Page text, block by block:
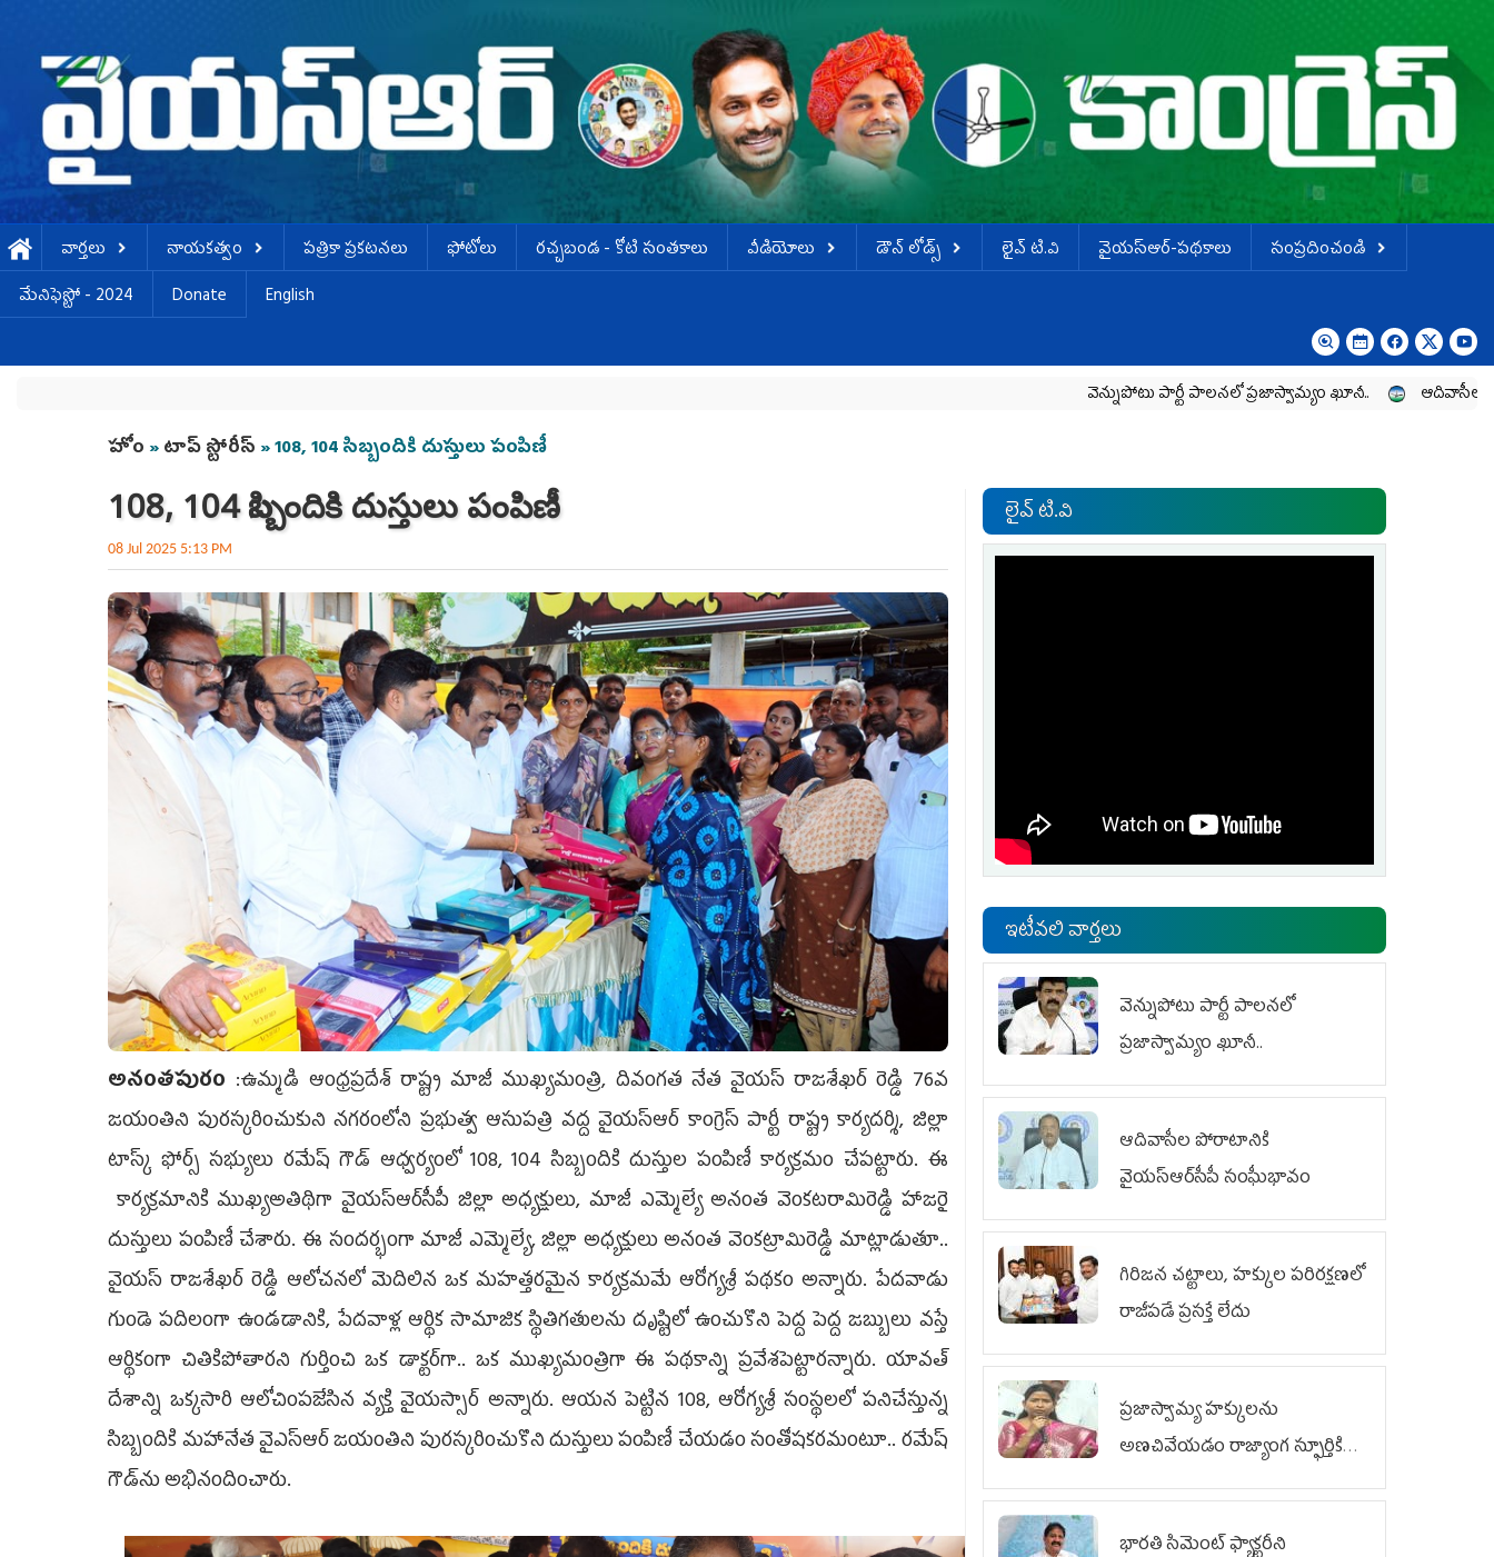
వార్తలు నాయకత్వం పత్రికా ప్రకటనలు ఫోటోలు ర‌చ్చ‌బండ‌ - కోటి సంత‌కాలు వీడియోలు డౌన్ లోడ్స్ లైవ్ టి.వి వైయస్ఆర్-పథకాలు
సంప్రదించండి
మేనిఫెస్టో - 2024
Donate English
వెన్నుపోటు పార్టీ పాలనలో ప్రజాస్వామ్యం ఖూనీ.. ఆదివాసీల పోరాటానికి
You are here
హోం »టాప్ స్టోరీస్ » 108, 104 సిబ్బందికి దుస్తులు పంపిణీ
108, 104 సిబ్బందికి దుస్తులు పంపిణీ
08 Jul 2025 5:13 PM
అనంతపురం :ఉమ్మడి ఆంధ్రప్రదేశ్‌ రాష్ట్ర మాజీ ముఖ్యమంత్రి, దివంగత నేత వైయస్‌ రాజశేఖర్‌ రెడ్డి 76వ
జయంతిని పురస్కరించుకుని నగరంలోని ప్రభుత్వ ఆసుపత్రి వద్ద వైయస్ఆర్‌ కాంగ్రెస్‌ పార్టీ రాష్ట్ర కార్యదర్శి, జిల్లా
టాస్క్‌ ఫోర్స్‌ సభ్యులు రమేష్‌ గౌడ్‌ ఆధ్వర్యంలో 108, 104 సిబ్బందికి దుస్తుల పంపిణీ కార్యక్రమం చేపట్టారు. ఈ
కార్యక్రమానికి ముఖ్యఅతిథిగా వైయ‌స్ఆర్‌సీపీ జిల్లా అధ్యక్షులు, మాజీ ఎమ్మెల్యే అనంత వెంకటరామిరెడ్డి హాజరై
దుస్తులు పంపిణీ చేశారు. ఈ సందర్భంగా మాజీ ఎమ్మెల్యే, జిల్లా అధ్యక్షులు అనంత వెంకట్రామిరెడ్డి మాట్లాడుతూ..
వైయస్‌ రాజశేఖర్‌ రెడ్డి ఆలోచనలో మెదిలిన ఒక మహత్తరమైన కార్యక్రమమే ఆరోగ్యశ్రీ పథకం అన్నారు. పేదవాడు
గుండె పదిలంగా ఉండడానికి, పేదవాళ్ల ఆర్థిక సామాజిక స్థితిగతులను దృష్టిలో ఉంచుకొని పెద్ద పెద్ద జబ్బులు వస్తే
ఆర్థికంగా చితికిపోతారని గుర్తించి ఒక డాక్టర్‌గా.. ఒక ముఖ్యమంత్రిగా ఈ పథకాన్ని ప్రవేశపెట్టారన్నారు. యావత్‌
దేశాన్ని ఒక్కసారి ఆలోచింపజేసిన వ్యక్తి వైయస్సార్‌ అన్నారు. ఆయన పెట్టిన 108, ఆరోగ్యశ్రీ సంస్థలలో పనిచేస్తున్న
సిబ్బందికి మహానేత వైఎస్‌ఆర్‌ జయంతిని పురస్కరించుకొని దుస్తులు పంపిణీ చేయడం సంతోషకరమంటూ.. రమేష్‌
గౌడ్‌ను అభినందించారు.
లైవ్ టి.వి
ఇటీవలి వార్తలు
వెన్నుపోటు పార్టీ పాలనలో
ప్రజాస్వామ్యం ఖూనీ..
ఆదివాసీల పోరాటానికి
వైయ‌స్ఆర్‌సీపీ సంఘీభావం
గిరిజన చట్టాలు, హక్కుల పరిరక్షణలో
రాజీపడే ప్రసక్తే లేదు
ప్రజాస్వామ్య హక్కులను
అణచివేయడం రాజ్యాంగ స్ఫూర్తికి
విరుద్ధం
భారతి సిమెంట్ ఫ్యాక్టరీని